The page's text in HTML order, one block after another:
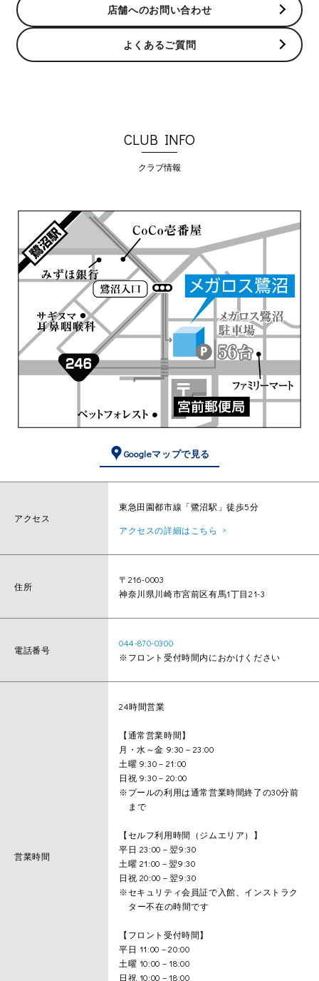
店舗へのお問い合わせ
よくあるご質問
CLUB INFO
クラブ情報
Googleマップで見る
アクセス
東急田園都市線「鷺沼駅」徒歩5分
アクセスの詳細はこちら
住所
〒216-0003
神奈川県川崎市宮前区有馬1丁目21-3
電話番号
044-870-0300
※フロント受付時間内におかけください
営業時間
24時間営業
【通常営業時間】
月・水～金 9:30－23:00
土曜 9:30－21:00
日祝 9:30－20:00
※プールの利用は通常営業時間終了の30分前
まで
【セルフ利用時間（ジムエリア）】
平日 23:00－翌9:30
土曜 21:00－翌9:30
日祝 20:00－翌9:30
※セキュリティ会員証で入館、インストラク
ター不在の時間です
【フロント受付時間】
平日 11:00－20:00
土曜 10:00－18:00
日祝 10:00－18:00